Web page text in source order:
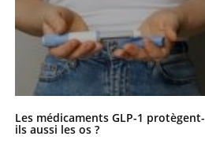
Les médicaments GLP-1 protègent-
ils aussi les os ?